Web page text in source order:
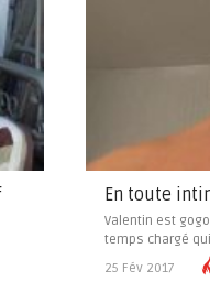
En toute
Valentin est
temps chargé
25 Fév 2017